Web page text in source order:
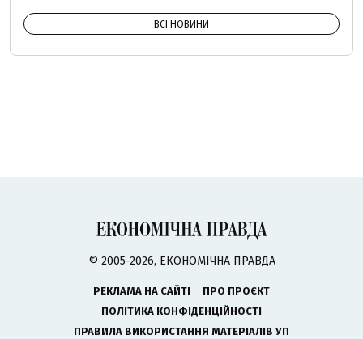
ВСІ НОВИНИ
© 2005-2026, ЕКОНОМІЧНА ПРАВДА
РЕКЛАМА НА САЙТІ
ПРО ПРОЄКТ
ПОЛІТИКА КОНФІДЕНЦІЙНОСТІ
ПРАВИЛА ВИКОРИСТАННЯ МАТЕРІАЛІВ УП